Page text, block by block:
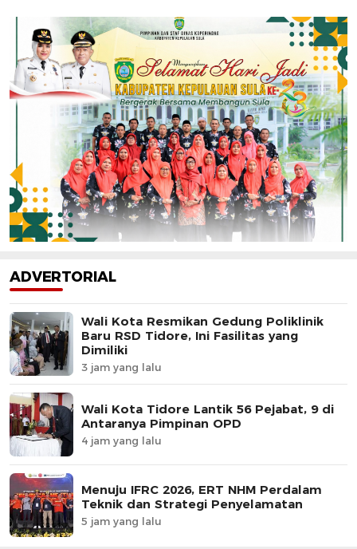
ADVERTORIAL
Wali Kota Resmikan Gedung Poliklinik
Baru RSD Tidore, Ini Fasilitas yang
Dimiliki
3 jam yang lalu
Wali Kota Tidore Lantik 56 Pejabat, 9 di
Antaranya Pimpinan OPD
4 jam yang lalu
Menuju IFRC 2026, ERT NHM Perdalam
Teknik dan Strategi Penyelamatan
5 jam yang lalu